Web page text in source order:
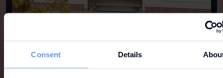
Consent Details